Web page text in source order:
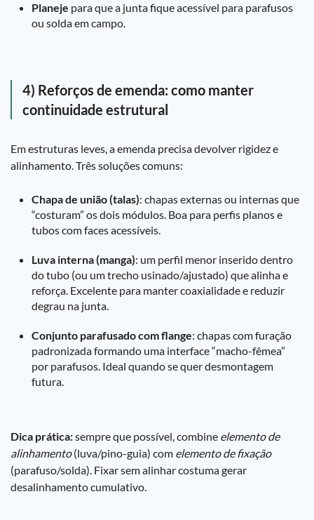
Planeje para que a junta fique acessível para parafusos
ou solda em campo.
4) Reforços de emenda: como manter
continuidade estrutural
Em estruturas leves, a emenda precisa devolver rigidez e
alinhamento. Três soluções comuns:
Chapa de união (talas): chapas externas ou internas que
“costuram” os dois módulos. Boa para perfis planos e
tubos com faces acessíveis.
Luva interna (manga): um perfil menor inserido dentro
do tubo (ou um trecho usinado/ajustado) que alinha e
reforça. Excelente para manter coaxialidade e reduzir
degrau na junta.
Conjunto parafusado com flange: chapas com furação
padronizada formando uma interface “macho-fêmea”
por parafusos. Ideal quando se quer desmontagem
futura.
Dica prática:sempre que possível, combine elemento de
alinhamento(luva/pino-guia) com elemento de fixação
(parafuso/solda). Fixar sem alinhar costuma gerar
desalinhamento cumulativo.